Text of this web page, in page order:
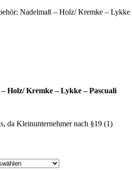
Nadelmaß – Holz/ Kremke – Lykke
Holz/ Kremke – Lykke – Pascuali
da Kleinunternehmer nach §19 (1)